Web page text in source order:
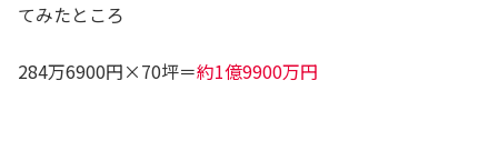
てみたところ
284万6900円×70坪＝約1億9900万円